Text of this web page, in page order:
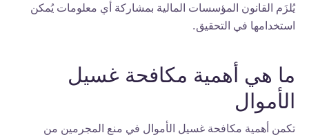
يُلزَم القانون المؤسسات المالية بمشاركة أي معلومات يُمكن
استخدامها في التحقيق.
ما هي أهمية مكافحة غسيل
الأموال
تكمن أهمية مكافحة غسيل الأموال في منع المجرمين من